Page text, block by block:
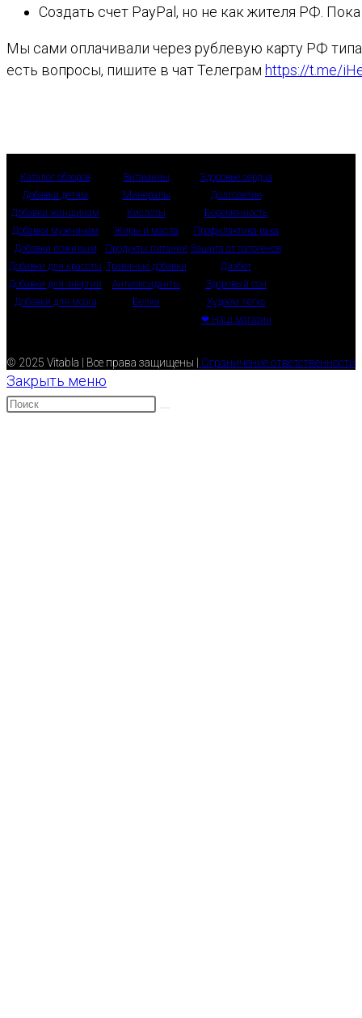
Создать счет PayPal, но не как жителя РФ.
Мы сами оплачивали через рублевую карту РФ
есть вопросы, пишите в чат Телеграм https://t.me/
Каталог обзоров
Добавки детям
Добавки женщинам
Добавки мужчинам
Добавки пожилым
Добавки для красоты
Добавки для энергии
Добавки для мозга
Витамины
Минералы
Кислоты
Жиры и масла
Продукты питания
Травяные добавки
Антиоксиданты
Белки
Здоровье сердца
Долголетие
Беременность
Профилактика рака
Защита от патогенов
Диабет
Здоровый сон
Худеем легко
❤ Наш магазин
© 2025 Vitabla | Все права защищены | Ограничение ответственности
Закрыть меню